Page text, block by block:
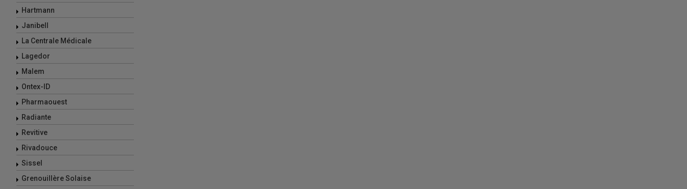
Hartmann
Janibell
La Centrale Médicale
Lagedor
Malem
Ontex-ID
Pharmaouest
Radiante
Revitive
Rivadouce
Sissel
Grenouillère Solaise